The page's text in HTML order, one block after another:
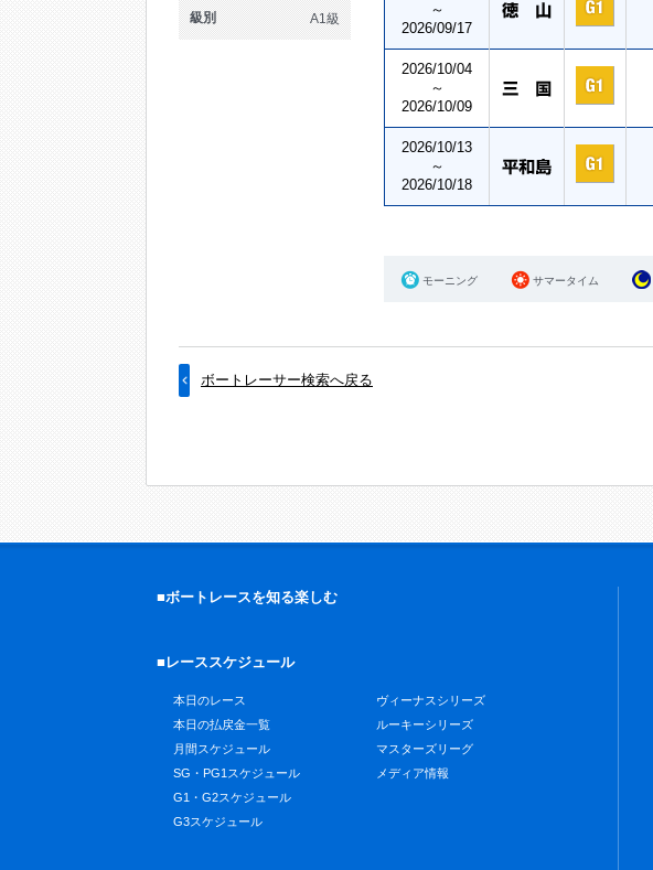
級別 A1級
～
2026/09/17
2026/10/04
～
2026/10/09
2026/10/13
～
2026/10/18
モーニング サマータイム
ボートレーサー検索へ戻る
■ボートレースを知る楽しむ
■レーススケジュール
本日のレース
本日の払戻金一覧
月間スケジュール
SG・PG1スケジュール
G1・G2スケジュール
G3スケジュール
ヴィーナスシリーズ
ルーキーシリーズ
マスターズリーグ
メディア情報